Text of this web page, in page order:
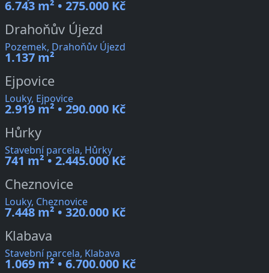
6.743 m² • 275.000 Kč
Drahoňův Újezd
Pozemek, Drahoňův Újezd
1.137 m²
Ejpovice
Louky, Ejpovice
2.919 m² • 290.000 Kč
Hůrky
Stavební parcela, Hůrky
741 m² • 2.445.000 Kč
Cheznovice
Louky, Cheznovice
7.448 m² • 320.000 Kč
Klabava
Stavební parcela, Klabava
1.069 m² • 6.700.000 Kč